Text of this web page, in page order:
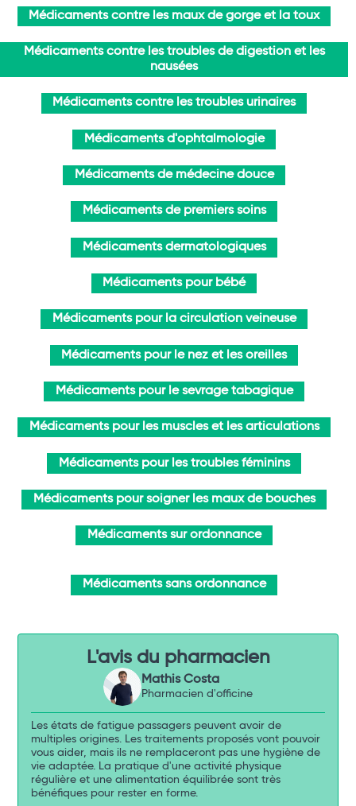
Médicaments contre les maux de gorge et la toux
Médicaments contre les troubles de digestion et les
nausées
Médicaments contre les troubles urinaires
Médicaments d'ophtalmologie
Médicaments de médecine douce
Médicaments de premiers soins
Médicaments dermatologiques
Médicaments pour bébé
Médicaments pour la circulation veineuse
Médicaments pour le nez et les oreilles
Médicaments pour le sevrage tabagique
Médicaments pour les muscles et les articulations
Médicaments pour les troubles féminins
Médicaments pour soigner les maux de bouches
Médicaments sur ordonnance
Médicaments sans ordonnance
L'avis du pharmacien
Mathis Costa
Pharmacien d'officine
Les états de fatigue passagers peuvent avoir de
multiples origines. Les traitements proposés vont pouvoir
vous aider, mais ils ne remplaceront pas une hygiène de
vie adaptée. La pratique d'une activité physique
régulière et une alimentation équilibrée sont très
bénéfiques pour rester en forme.